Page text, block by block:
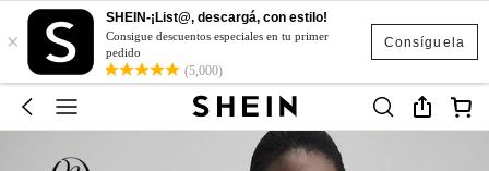
Consíguela
×
SHEIN-¡List@, descargá, con estilo!
Consigue descuentos especiales en tu primer
pedido
(5,000)